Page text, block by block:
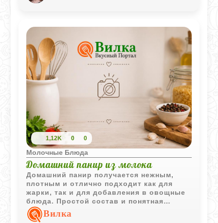
Натуральный вкус и нежная текстура
1,12K 0 0
Молочные Блюда
Домашний панир из молока
Домашний панир получается нежным,
плотным и отлично подходит как для
жарки, так и для добавления в овощные
блюда. Простой состав и понятная
технология делают этот сыр удачным
вариантом для домашнего
Вилка